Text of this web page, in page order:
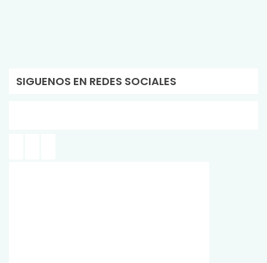
SIGUENOS EN REDES SOCIALES